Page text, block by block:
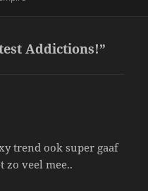
Addictions!”
trend ook super gaaf
veel mee..